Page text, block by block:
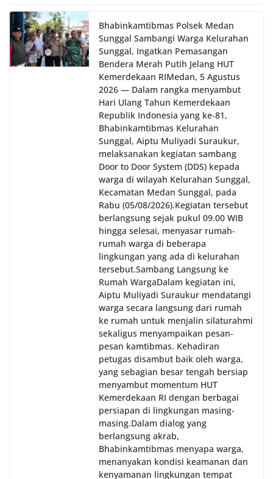
Bhabinkamtibmas Polsek Medan
Sunggal Sambangi Warga Kelurahan
Sunggal, Ingatkan Pemasangan
Bendera Merah Putih Jelang HUT
Kemerdekaan RI‎‎Medan, 5 Agustus
2026 — Dalam rangka menyambut
Hari Ulang Tahun Kemerdekaan
Republik Indonesia yang ke-81,
Bhabinkamtibmas Kelurahan
Sunggal, Aiptu Muliyadi Suraukur,
melaksanakan kegiatan sambang
Door to Door System (DDS) kepada
warga di wilayah Kelurahan Sunggal,
Kecamatan Medan Sunggal, pada
Rabu (05/08/2026).‎‎Kegiatan tersebut
berlangsung sejak pukul 09.00 WIB
hingga selesai, menyasar rumah-
rumah warga di beberapa
lingkungan yang ada di kelurahan
tersebut.‎Sambang Langsung ke
Rumah Warga‎Dalam kegiatan ini,
Aiptu Muliyadi Suraukur mendatangi
warga secara langsung dari rumah
ke rumah untuk menjalin silaturahmi
sekaligus menyampaikan pesan-
pesan kamtibmas. Kehadiran
petugas disambut baik oleh warga,
yang sebagian besar tengah bersiap
menyambut momentum HUT
Kemerdekaan RI dengan berbagai
persiapan di lingkungan masing-
masing.‎Dalam dialog yang
berlangsung akrab,
Bhabinkamtibmas menyapa warga,
menanyakan kondisi keamanan dan
kenyamanan lingkungan tempat